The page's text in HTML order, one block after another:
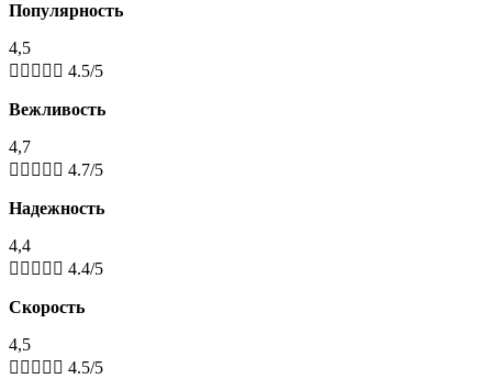
Популярность
4,5
     4.5/5
Вежливость
4,7
     4.7/5
Надежность
4,4
     4.4/5
Скорость
4,5
     4.5/5